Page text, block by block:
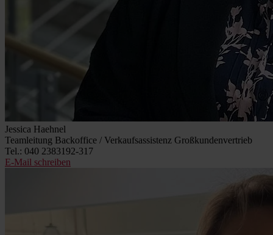
Jessica Haehnel
Teamleitung Backoffice / Verkaufsassistenz Großkundenvertrieb
Tel.: 040 2383192-317
E-Mail schreiben